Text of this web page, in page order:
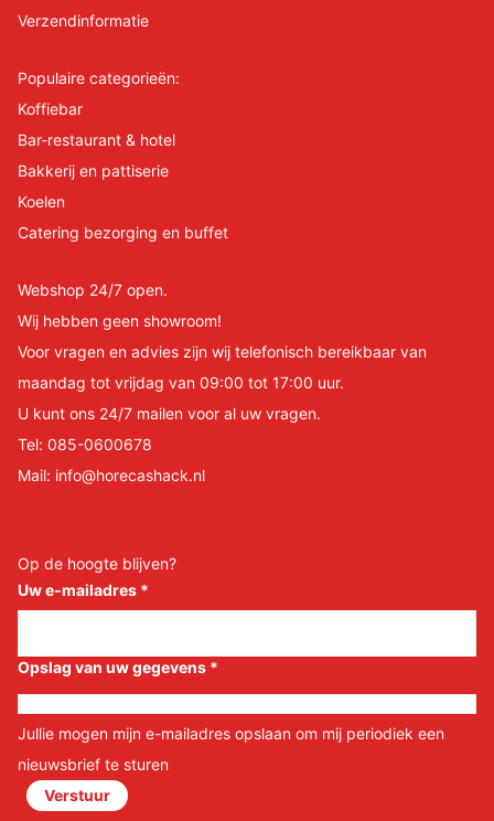
Verzendinformatie
Populaire categorieën:
Koffiebar
Bar-restaurant & hotel
Bakkerij en pattiserie
Koelen
Catering bezorging en buffet
Webshop 24/7 open.
Wij hebben geen showroom!
Voor vragen en advies zijn wij telefonisch bereikbaar van
maandag tot vrijdag van 09:00 tot 17:00 uur.
U kunt ons 24/7 mailen voor al uw vragen.
Tel: 085-0600678
Mail: info@horecashack.nl
Op de hoogte blijven?
Uw e-mailadres *
Opslag van uw gegevens *
Jullie mogen mijn e-mailadres opslaan om mij periodiek een
nieuwsbrief te sturen
Verstuur